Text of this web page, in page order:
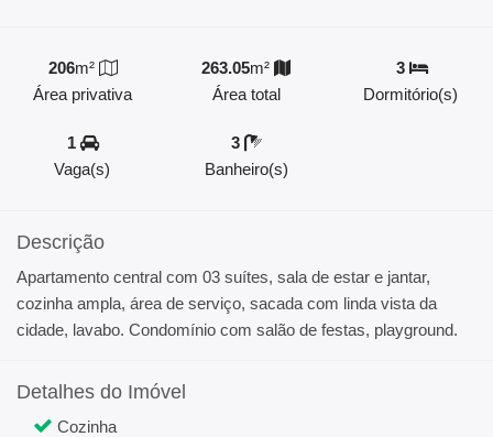
206m²
Área privativa
263.05m²
Área total
3
Dormitório(s)
1
Vaga(s)
3
Banheiro(s)
Descrição
Apartamento central com 03 suítes, sala de estar e jantar,
cozinha ampla, área de serviço, sacada com linda vista da
cidade, lavabo. Condomínio com salão de festas, playground.
Detalhes do Imóvel
Cozinha